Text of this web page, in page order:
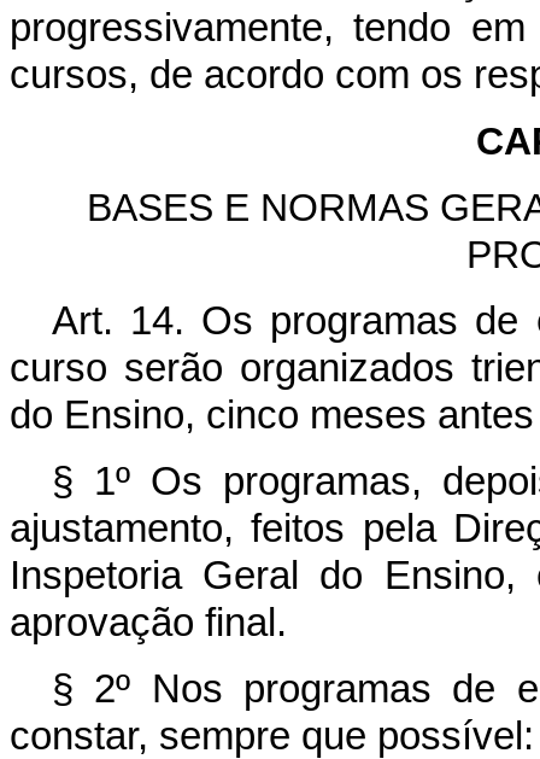
progressivamente, tendo
cursos, de acordo com os
BASES E NORMAS
Art. 14. Os programas de
curso serão organizados
do Ensino, cinco meses
§ 1º Os programas,
ajustamento, feitos pela
Inspetoria Geral do
aprovação final.
§ 2º Nos programas de
constar, sempre que possível: